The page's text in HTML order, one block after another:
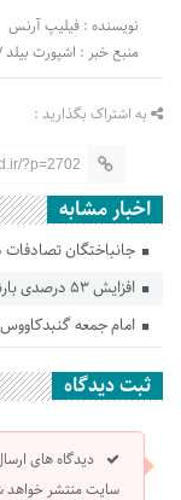
نویسنده : فیلیپ آرنس
منبع خبر : اشپورت
به اشتراک بگذارید :
?p=2702
اخبار مشابه
جانباختگان تصادفات
افزایش ۵۳ درصدی بارندگی‌ها در گلستان
امام جمعه
ثبت دیدگاه
دیدگاه های
سایت منتشر